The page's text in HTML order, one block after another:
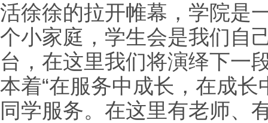
活徐徐的拉开帷幕，学院是
个小家庭，学生会是我们自
台，在这里我们将演绎下一
本着“在服务中成长，在成
同学服务。在这里有老师、